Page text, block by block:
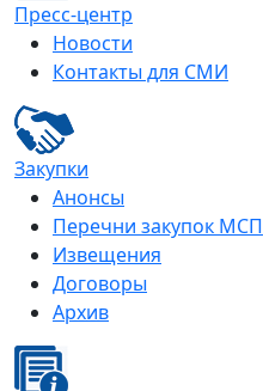
Пресс-центр
Новости
Контакты для СМИ
Закупки
Анонсы
Перечни закупок МСП
Извещения
Договоры
Архив